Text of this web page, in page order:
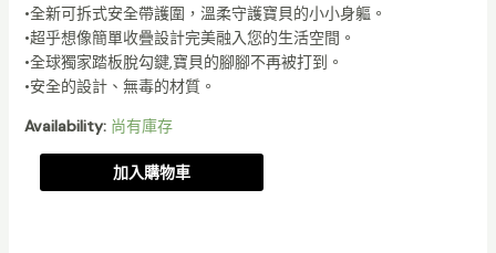
•全新可拆式安全帶護圍，溫柔守護寶貝的小小身軀。
•超乎想像簡單收疊設計完美融入您的生活空間。
•全球獨家踏板脫勾鍵,寶貝的腳腳不再被打到。
•安全的設計、無毒的材質。
Availability: 尚有庫存
叠
式
｜
Tricycle
數
加入購物車